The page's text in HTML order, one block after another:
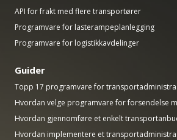
API for frakt med flere transportører
Programvare for lasterampeplanlegging
Programvare for logistikkavdelinger
Guider
Topp 17 programvare for
Hvordan velge programvare for forsendelse
Hvordan gjennomføre et enkelt
Hvordan implementere et